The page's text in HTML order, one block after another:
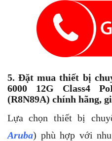
5. Đặt mua thiết bị
6000 12G Class4
(R8N89A) chính hãng,
Lựa chọn thiết bị
Aruba) phù hợp với